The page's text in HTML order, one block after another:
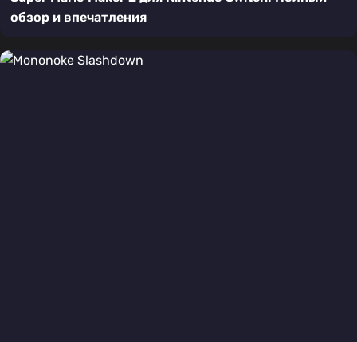
обзор и впечатления